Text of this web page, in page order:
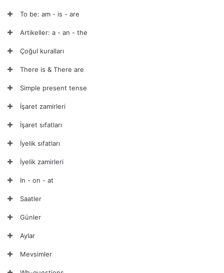
To be: am - is - are
Artikeller: a - an - the
Çoğul kuralları
There is & There are
Simple present tense
İşaret zamirleri
İşaret sıfatları
İyelik sıfatları
İyelik zamirleri
In - on - at
Saatler
Günler
Aylar
Mevsimler